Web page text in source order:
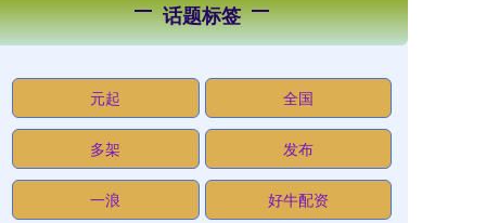
话题标签
元起 全国
多架 发布
一浪 好牛配资